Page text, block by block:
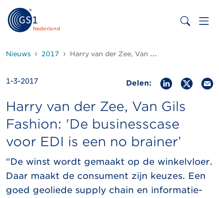
Nederland
Nieuws 2017 Harry van der Zee, Van Gils Fashion: 'De businesscase voor EDI is een no brainer’
1-3-2017 Delen:
Harry van der Zee, Van Gils
Fashion: 'De businesscase
voor EDI is een no brainer’
“De winst wordt gemaakt op de winkelvloer.
Daar maakt de consument zijn keuzes. Een
goed geoliede supply chain en informatie-